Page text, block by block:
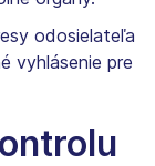
odosielateľa
vyhlásenie pre